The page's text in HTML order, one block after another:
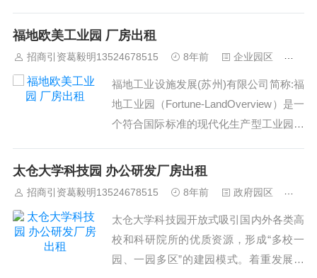
研发外包中心”，“CRM客户服务外包中
算IDC数据中心”为核心平...
福地欧美工业园 厂房出租
招商引资葛毅明13524678515 8年前 企业园区
福地工业设施发展(苏州)有限公司简称:福
地工业园（Fortune-LandOverview）是一
个符合国际标准的现代化生产型工业园，
开发。新中联.福地工业园坐落于江苏省
开辟的一块专业载体。规划...
太仓大学科技园 办公研发厂房出租
招商引资葛毅明13524678515 8年前 政府园区
太仓大学科技园开放式吸引国内外各类高
校和科研院所的优质资源，形成“多校一
园、一园多区”的建园模式。着重发展电